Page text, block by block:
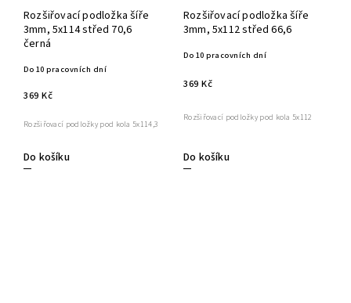
Rozšiřovací podložka šíře
3mm, 5x114 střed 70,6
černá
Do 10 pracovních dní
369 Kč
Do košíku
Rozšiřovací podložky pod kola 5x114,3
Rozšiřovací podložka šíře
3mm, 5x112 střed 66,6
Do 10 pracovních dní
369 Kč
Do košíku
Rozšiřovací podložky pod kola 5x112